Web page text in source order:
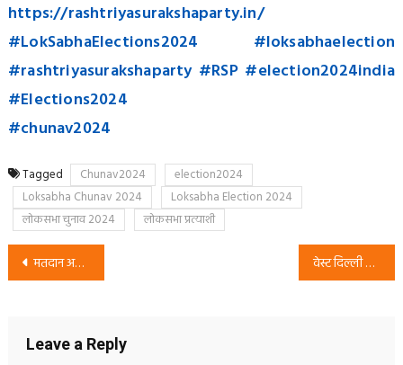
https://rashtriyasurakshaparty.in/
#LokSabhaElections2024
#loksabhaelection
#rashtriyasurakshaparty #RSP #election2024india
#Elections2024
#chunav2024
Tagged Chunav2024
election2024
Loksabha Chunav 2024
Loksabha Election 2024
लोकसभा चुनाव 2024
लोकसभा प्रत्याशी
Post
मतदान अवशय करे वेस्ट दिल्ली से लोकसभा उम्मीदवार भाई अमित कुमार सिंह
Leave a Reply